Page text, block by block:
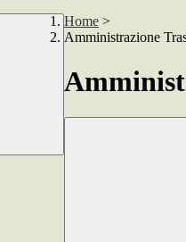
Home >
Amministrazione